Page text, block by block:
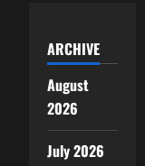
ARCHIVE
August
2026
July 2026